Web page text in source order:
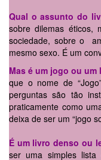
Qual o assunto do
sobre dilemas éticos,
sociedade, sobre o
mesmo sexo. É um
Mas é um jogo ou um
que o nome de
perguntas são tão
praticamente como
deixa de ser um “jogo
É um livro denso ou
ser uma simples